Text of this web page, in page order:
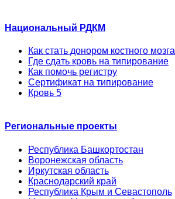
Национальный РДКМ
Как стать донором костного мозга
Где сдать кровь на типирование
Как помочь регистру
Сертификат на типирование
Кровь 5
Региональные проекты
Республика Башкортостан
Воронежская область
Иркутская область
Краснодарский край
Республика Крым и Севастополь